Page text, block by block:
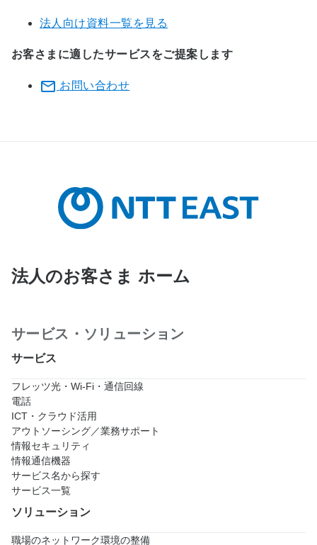
法人向け資料一覧を見る
お客さまに適したサービスをご提案します
お問い合わせ
法人のお客さま ホーム
サービス・ソリューション
サービス
フレッツ光・Wi-Fi・通信回線
電話
ICT・クラウド活用
アウトソーシング／業務サポート
情報セキュリティ
情報通信機器
サービス名から探す
サービス一覧
ソリューション
職場のネットワーク環境の整備